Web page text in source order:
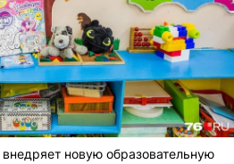
новую образовательную